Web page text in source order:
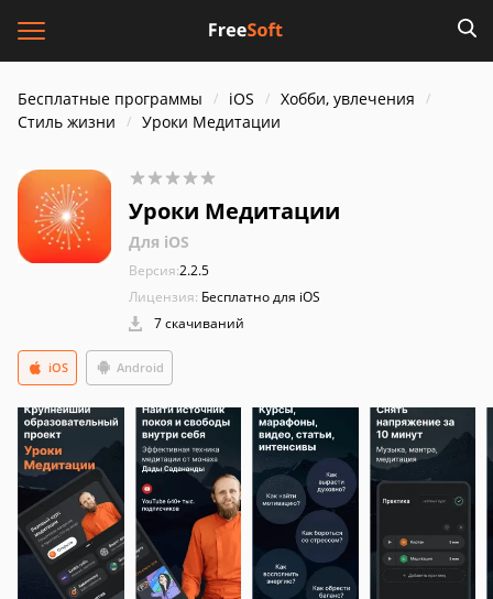
Бесплатные программы iOS
Хобби, увлечения
Стиль жизни
Уроки Медитации
Уроки Медитации
Для iOS
Версия:2.2.5
Лицензия: Бесплатно для iOS
7 скачиваний
Android
iOS